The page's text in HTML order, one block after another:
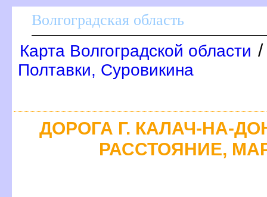
олгоградская область
Карта Волгоградской области /
Полтавки, Суровикина
ДОРОГА Г. КАЛАЧ-НА-
РАССТОЯНИЕ,